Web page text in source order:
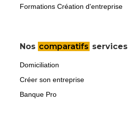
Formations Création d'entreprise
Nos comparatifs services
Domiciliation
Créer son entreprise
Banque Pro